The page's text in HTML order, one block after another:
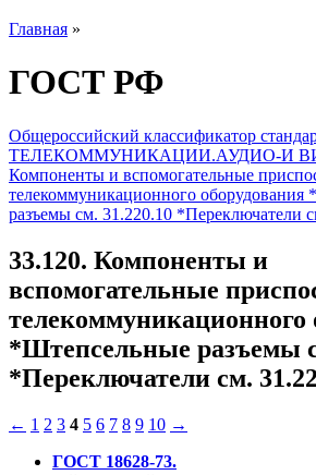
Главная »
ГОСТ РФ
Общероссийский классификатор
ТЕЛЕКОММУНИКАЦИИ.АУДИО-И
Компоненты и вспомогательные
телекоммуникационного
разъемы см. 31.220.10 *Переключатели
33.120. Компоненты и
вспомогательные
телекоммуникационного
*Штепсельные разъемы
*Переключатели см.
← 1 2 3 4 5 6 7 8 9 10 →
ГОСТ 18628-73.